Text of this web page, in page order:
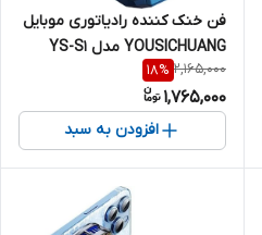
فن خنک کننده رادیاتوری موبایل
YOUSICHUANG مدل YS-S1
مگنتی گیره ای
2,165,000
18%
1,765,000
افزودن به سبد